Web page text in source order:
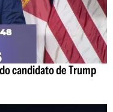
candidato de Trump